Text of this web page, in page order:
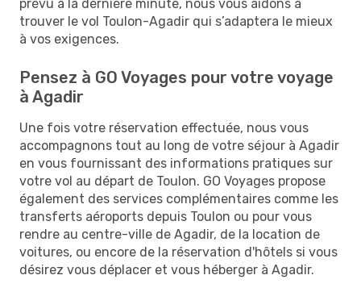
prévu à la dernière minute, nous vous aidons à
trouver le vol Toulon-Agadir qui s’adaptera le mieux
à vos exigences.
Pensez à GO Voyages pour votre voyage
à Agadir
Une fois votre réservation effectuée, nous vous
accompagnons tout au long de votre séjour à Agadir
en vous fournissant des informations pratiques sur
votre vol au départ de Toulon. GO Voyages propose
également des services complémentaires comme les
transferts aéroports depuis Toulon ou pour vous
rendre au centre-ville de Agadir, de la location de
voitures, ou encore de la réservation d'hôtels si vous
désirez vous déplacer et vous héberger à Agadir.